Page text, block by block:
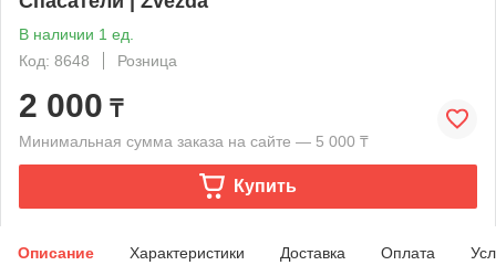
В наличии 1 ед.
Код: 8648
Розница
2 000 ₸
Минимальная сумма заказа на сайте — 5 000 ₸
Купить
Описание Характеристики Доставка Оплата